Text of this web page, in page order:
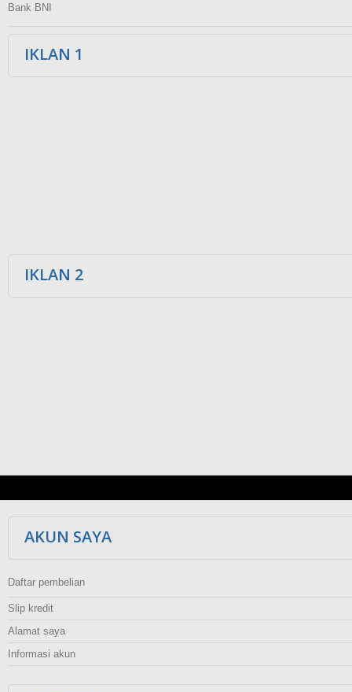
Bank BNI
IKLAN 1
IKLAN 2
AKUN SAYA
Daftar pembelian
Slip kredit
Alamat saya
Informasi akun